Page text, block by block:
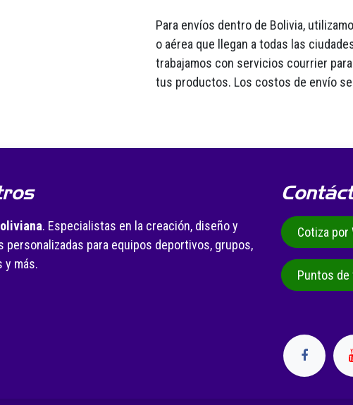
Para envíos dentro de Bolivia,
o aérea que llegan a todas las
trabajamos con servicios courrier
tus productos. Los costos de envío
. Especialistas en la creación, diseño y
personalizadas para equipos deportivos, grupos,
y más.
Cotiza por
Puntos de